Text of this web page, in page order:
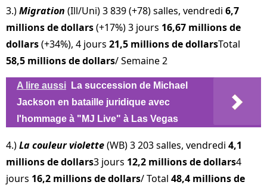
3.)Migration (Ill/Uni) 3 839 (+78) salles, vendredi 6,7
millions de dollars(+17%) 3 jours 16,67 millions de
dollars(+34%), 4 jours 21,5 millions de dollarsTotal
58,5 millions de dollars/ Semaine 2
A lire aussi
La succession de Michael
Jackson en bataille juridique avec
l'hommage à "MJ Live" à Las Vegas
4.)La couleur violette(WB) 3 203 salles, vendredi 4,1
millions de dollars3 jours 12,2 millions de dollars4
jours 16,2 millions de dollars/ Total 48,4 millions de